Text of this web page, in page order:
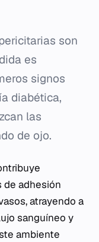
son
es
signos
diabética,
las
de ojo.
de adhesión
atrayendo a
sanguíneo y
ambiente